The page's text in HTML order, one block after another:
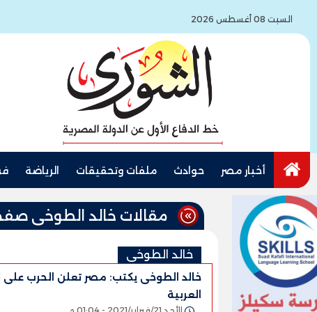
السبت 08 أغسطس 2026
أخبار مصر حوادث ملفات وتحقيقات الرياضة
مقالات خالد الطوخى
خالد الطوخى
خالد الطوخى يكتب: مصر تعلن الحرب
العربية